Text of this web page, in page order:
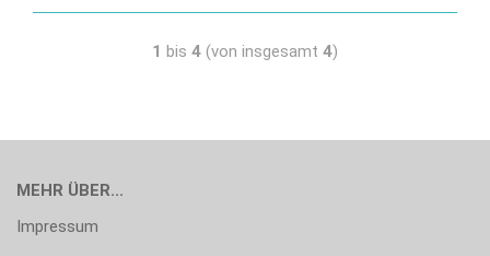
1 bis 4 (von insgesamt 4)
MEHR ÜBER...
Impressum